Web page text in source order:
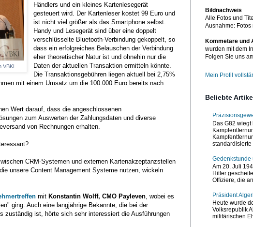
VBKI
Händlers und ein kleines Kartenlesegerät
gesteuert wird. Der Kartenleser kostet 99 Euro und
ist nicht viel größer als das Smartphone selbst.
Handy und Lesegerät sind über eine doppelt
verschlüsselte Bluetooth-Verbindung gekoppelt, so
dass ein erfolgreiches Belauschen der Verbindung
eher theoretischer Natur ist und ohnehin nur die
Daten der aktuellen Transaktion ermitteln könnte.
Die Transaktionsgebühren liegen aktuell bei 2,75%
mit einem Umsatz um die 100.000 Euro bereits nach
Wert darauf, dass die angeschlossenen
zum Auswerten der Zahlungsdaten und diverse
von Rechnungen erhalten.
CRM-Systemen und externen Kartenakzeptanzstellen
unsere Content Management Systeme nutzen, wickeln
mit Konstantin Wolff, CMO Payleven , wobei es
ging. Auch eine langjährige Bekannte, die bei der
zuständig ist, hörte sich sehr interessiert die Ausführungen
Bildnachweis
Alle Fotos und
Ausnahme:
Kommetare und
wurden mit dem
Folgen Sie uns
Mein Profil
Beliebte
Das G82
standardisierte
Gedenkstunde
Am 20. Juli
Hitler
Offiziere, die
Präsident
Heute wurde
Volksrepublik
militärischen